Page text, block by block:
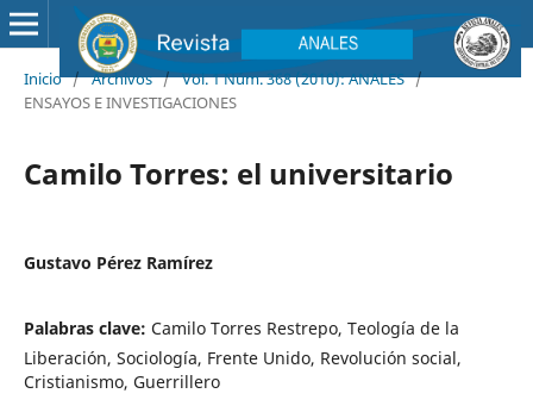
Inicio / Archivos / Vol. 1 Núm. 368 (2010): ANALES /
ENSAYOS E INVESTIGACIONES
Camilo Torres: el universitario
Gustavo Pérez Ramírez
Palabras clave: Camilo Torres Restrepo, Teología de la
Liberación, Sociología, Frente Unido, Revolución social,
Cristianismo, Guerrillero